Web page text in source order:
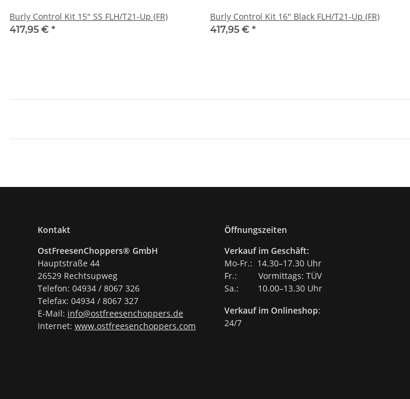
Burly Control Kit 15" SS FLH/T21-Up (FR)
417,95 € *
Burly Control Kit 16" Black FLH/T21-Up (FR)
417,95 € *
Kontakt
OstFreesenChoppers® GmbH
Hauptstraße 44
26529 Rechtsupweg
Telefon: 04934 / 8067 326
Telefax: 04934 / 8067 327
E-Mail: info@ostfreesenchoppers.de
Internet: www.ostfreesenchoppers.com
Öffnungszeiten
Verkauf im Geschäft:
Mo-Fr.: 14.30–17.30 Uhr
Fr.: Vormittags: TÜV
Sa.: 10.00–13.30 Uhr
Verkauf im Onlineshop:
24/7